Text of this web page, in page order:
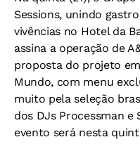
Sessions, unindo
vivências no Hotel da
assina a operação de
proposta do projeto
Mundo, com menu
muito pela seleção
dos DJs Processman
evento será nesta